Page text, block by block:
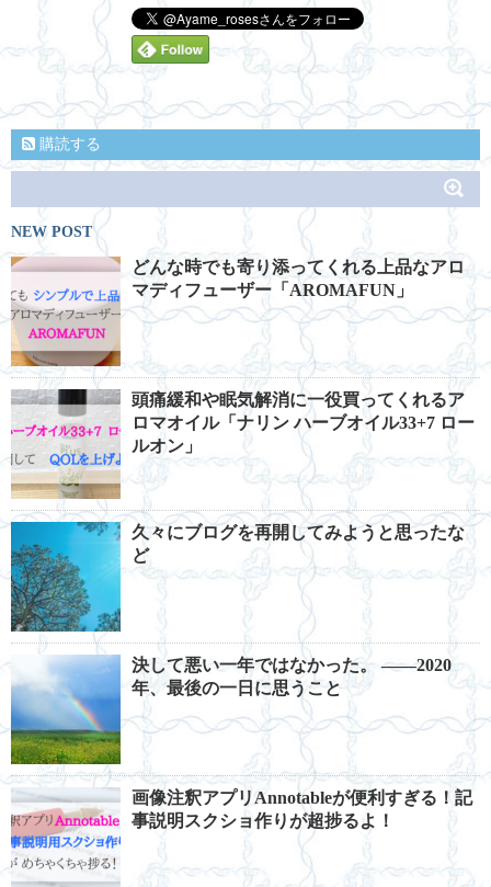
購読する
NEW POST
どんな時でも寄り添ってくれる上品なアロ
マディフューザー「AROMAFUN」
頭痛緩和や眠気解消に一役買ってくれるア
ロマオイル「ナリン ハーブオイル33+7 ロー
ルオン」
久々にブログを再開してみようと思ったな
ど
決して悪い一年ではなかった。 ――2020
年、最後の一日に思うこと
画像注釈アプリAnnotableが便利すぎる！記
事説明スクショ作りが超捗るよ！